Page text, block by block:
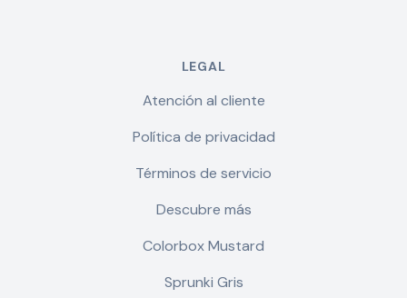
LEGAL
Atención al cliente
Política de privacidad
Términos de servicio
Descubre más
Colorbox Mustard
Sprunki Gris